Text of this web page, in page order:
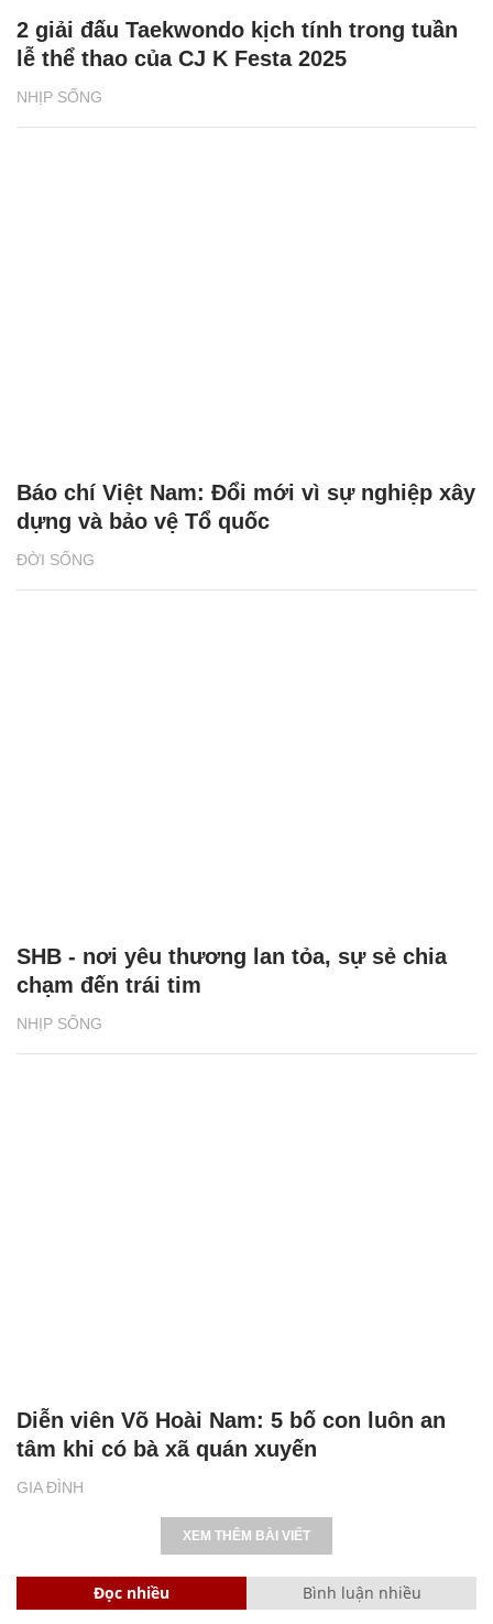
NHỊP SỐNG
2 giải đấu Taekwondo kịch tính trong tuần
lễ thể thao của CJ K Festa 2025
ĐỜI SỐNG
Báo chí Việt Nam: Đổi mới vì sự nghiệp xây
dựng và bảo vệ Tổ quốc
NHỊP SỐNG
SHB - nơi yêu thương lan tỏa, sự sẻ chia
chạm đến trái tim
GIA ĐÌNH
Diễn viên Võ Hoài Nam: 5 bố con luôn an
tâm khi có bà xã quán xuyến
XEM THÊM BÀI VIẾT
Đọc nhiều Bình luận nhiều